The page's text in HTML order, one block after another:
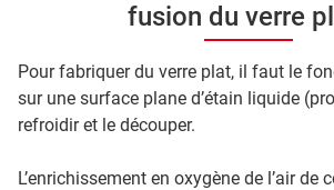
fusion du verre
Pour fabriquer du verre plat, il faut le
sur une surface plane d’étain liquide
refroidir et le découper.
L’enrichissement en oxygène de l’air de